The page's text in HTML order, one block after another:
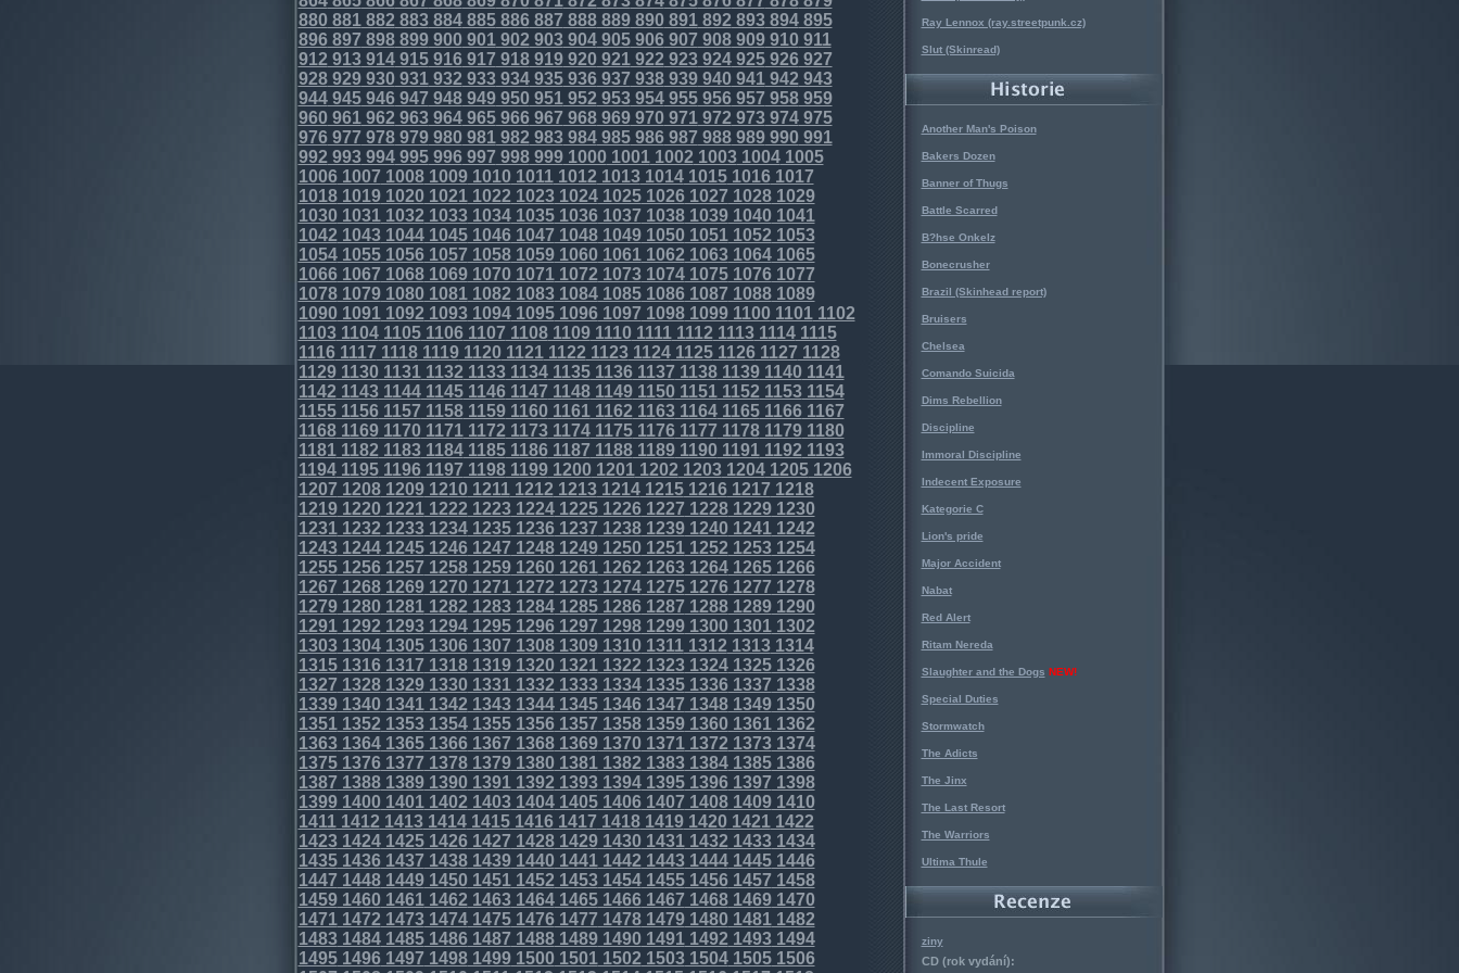
880881882 883884885886887 888889890891892 893894895
896897 898899900901902 903904905906907 908909910911
912 913914915916917 918919920921922 923924925926927
928929930931932 933934935936937 938939940941942 943
944945946947 948949950951952 953954955956957 958959
960961962 963964965966967 968969970971972 973974975
976977 978979980981982 983984985986987 988989990991
992 993994995996997 998999100010011002 100310041005
10061007 10081009101010111012 10131014101510161017
10181019102010211022 10231024102510261027 10281029
103010311032 10331034103510361037 1038103910401041
1042 10431044104510461047 10481049105010511052 1053
1054105510561057 10581059106010611062 106310641065
10661067 10681069107010711072 10731074107510761077
10781079108010811082 10831084108510861087 10881089
109010911092 10931094109510961097 10981099110011011102
11031104110511061107 11081109111011111112 111311141115
11161117 11181119112011211122 11231124112511261127 1128
1129113011311132 11331134113511361137 1138113911401141
1142 11431144114511461147 11481149115011511152 11531154
115511561157 11581159116011611162 11631164116511661167
11681169117011711172 11731174117511761177 117811791180
11811182 11831184118511861187 11881189119011911192 1193
1194119511961197 11981199120012011202 1203120412051206
1207 12081209121012111212 12131214121512161217 1218
1219122012211222 12231224122512261227 122812291230
12311232 12331234123512361237 12381239124012411242
12431244124512461247 12481249125012511252 12531254
125512561257 12581259126012611262 1263126412651266
1267 12681269127012711272 12731274127512761277 1278
1279128012811282 12831284128512861287 128812891290
12911292 12931294129512961297 12981299130013011302
13031304130513061307 13081309131013111312 13131314
131513161317 13181319132013211322 1323132413251326
1327 13281329133013311332 13331334133513361337 1338
1339134013411342 13431344134513461347 134813491350
13511352 13531354135513561357 13581359136013611362
13631364136513661367 13681369137013711372 13731374
137513761377 13781379138013811382 1383138413851386
1387 13881389139013911392 13931394139513961397 1398
1399140014011402 14031404140514061407 140814091410
14111412 14131414141514161417 14181419142014211422
14231424142514261427 14281429143014311432 14331434
143514361437 14381439144014411442 1443144414451446
1447 14481449145014511452 14531454145514561457 1458
1459146014611462 14631464146514661467 146814691470
14711472 14731474147514761477 14781479148014811482
14831484148514861487 14881489149014911492 14931494
149514961497 14981499150015011502 1503150415051506
Ray Lennox (ray.streetpunk.cz)
Slut (Skinread)
Another Man's Poison
Bakers Dozen
Banner of Thugs
Battle Scarred
B?hse Onkelz
Bonecrusher
Brazil (Skinhead report)
Bruisers
Chelsea
Comando Suicida
Dims Rebellion
Discipline
Immoral Discipline
Indecent Exposure
Kategorie C
Lion's pride
Major Accident
Nabat
Red Alert
Ritam Nereda
Slaughter and the Dogs NEW!
Special Duties
Stormwatch
The Adicts
The Jinx
The Last Resort
The Warriors
Ultima Thule
ziny
CD (rok vydání):